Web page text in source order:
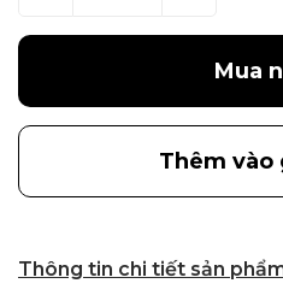
Mua
Thêm vào
Thông tin chi tiết sản